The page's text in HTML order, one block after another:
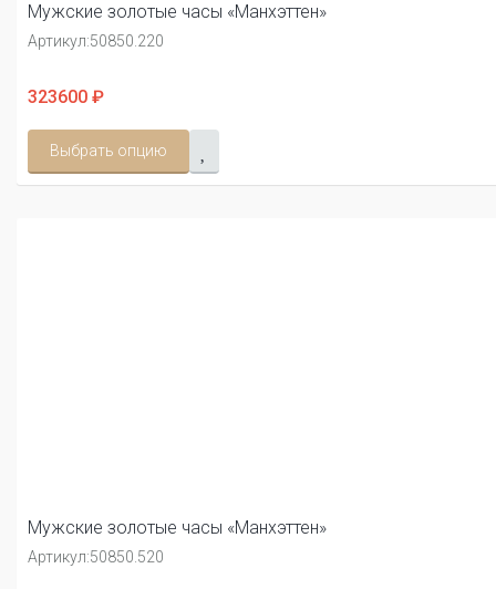
Мужские золотые часы «Манхэттен»
Артикул:50850.220
323600 ₽
Выбрать опцию
Мужские золотые часы «Манхэттен»
Артикул:50850.520